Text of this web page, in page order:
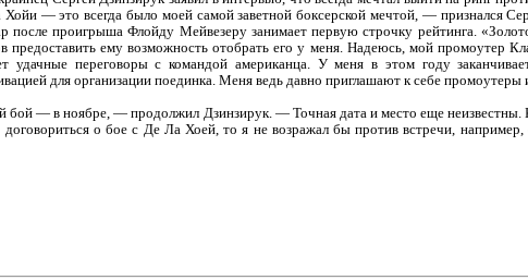
— это всегда было моей самой заветной боксерской мечтой, — признался
после проигрыша Флойду Мейвезеру занимает первую строчку рейтинга.
предоставить ему возможность отобрать его у меня. Надеюсь, мой промоутер
удачные переговоры с командой американца. У меня в этом году
для организации поединка. Меня ведь давно приглашают к себе промоутеры
— в ноябре, — продолжил Дзинзирук. — Точная дата и место еще неизвестны.
о бое с Де Ла Хоей, то я не возражал бы против встречи,